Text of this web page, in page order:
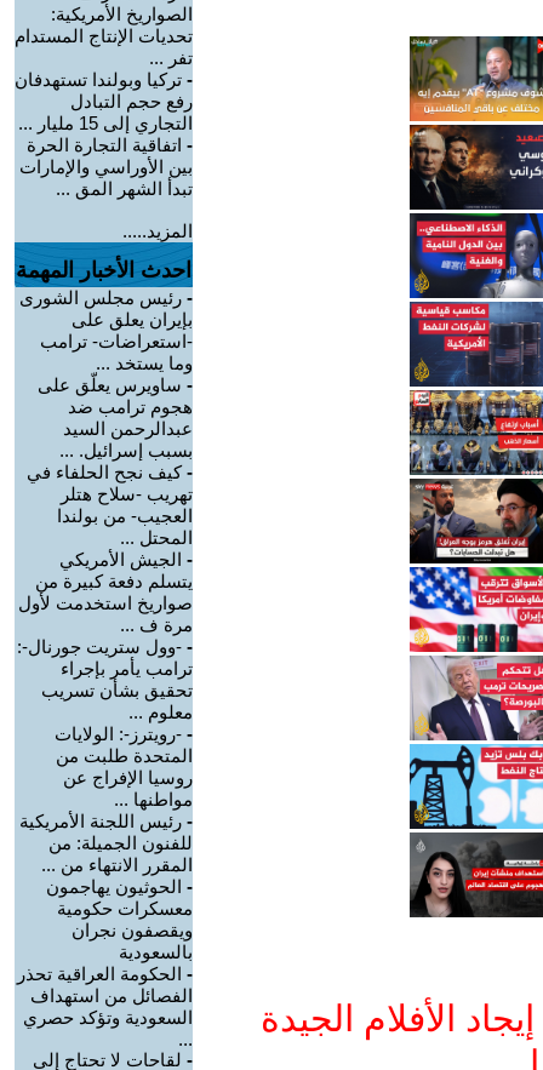
الأفلام الجيدة
الصواريخ الأمريكية:
تحديات الإنتاج المستدام
تفر ...
- تركيا وبولندا تستهدفان
رفع حجم التبادل
التجاري إلى 15 مليار ...
- اتفاقية التجارة الحرة
بين الأوراسي والإمارات
تبدأ الشهر المق ...
المزيد.....
احدث الأخبار المهمة
- رئيس مجلس الشورى
بإيران يعلق على
-استعراضات- ترامب
وما يستخد ...
- ساويرس يعلّق على
هجوم ترامب ضد
عبدالرحمن السيد
بسبب إسرائيل. ...
-كيف نجح الحلفاء في
تهريب -سلاح هتلر
العجيب- من بولندا
المحتل ...
- الجيش الأمريكي
يتسلم دفعة كبيرة من
صواريخ استخدمت لأول
مرة ف ...
- -وول ستريت جورنال-:
ترامب يأمر بإجراء
تحقيق بشأن تسريب
معلوم ...
- -رويترز-: الولايات
المتحدة طلبت من
روسيا الإفراج عن
مواطنها ...
- رئيس اللجنة الأمريكية
للفنون الجميلة: من
المقرر الانتهاء من ...
- الحوثيون يهاجمون
معسكرات حكومية
ويقصفون نجران
بالسعودية
- الحكومة العراقية تحذر
الفصائل من استهداف
السعودية وتؤكد حصري
...
- لقاحات لا تحتاج إلى